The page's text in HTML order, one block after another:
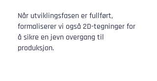
Når utviklingsfasen er fullført,
formaliserer vi også 2D-tegninger for
å sikre en jevn overgang til
produksjon.